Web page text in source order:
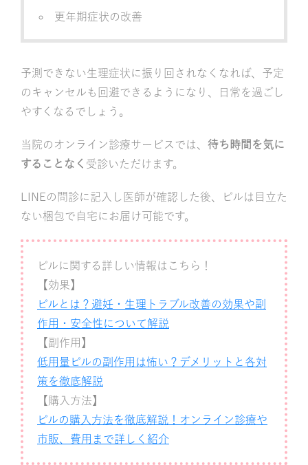
更年期症状の改善
予測できない生理症状に振り回されなくなれば、予定
のキャンセルも回避できるようになり、日常を過ごし
やすくなるでしょう。
当院のオンライン診療サービスでは、 待ち時間を気に
することなく 受診いただけます。
LINEの問診に記入し医師が確認した後、ピルは目立た
ない梱包で自宅にお届け可能です。
ピルに関する詳しい情報はこちら！
【効果】
ピルとは？避妊・生理トラブル改善の効果や副
作用・安全性について解説
【副作用】
低用量ピルの副作用は怖い？デメリットと各対
策を徹底解説
【購入方法】
ピルの購入方法を徹底解説！オンライン診療や
市販、費用まで詳しく紹介